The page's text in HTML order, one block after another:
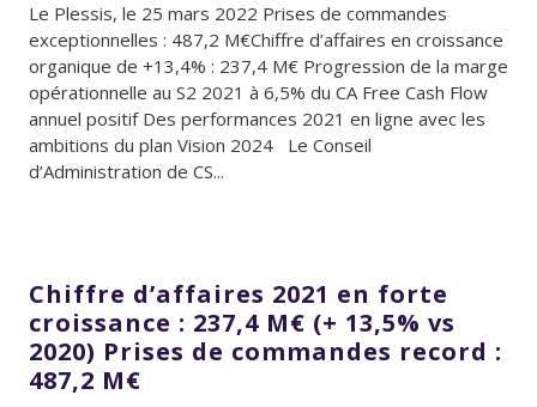
Le Plessis, le 25 mars 2022 Prises de commandes
exceptionnelles : 487,2 M€Chiffre d’affaires en croissance
organique de +13,4% : 237,4 M€ Progression de la marge
opérationnelle au S2 2021 à 6,5% du CA Free Cash Flow
annuel positif Des performances 2021 en ligne avec les
ambitions du plan Vision 2024 Le Conseil
d’Administration de CS...
Chiffre d’affaires 2021 en forte
croissance : 237,4 M€ (+ 13,5% vs
2020) Prises de commandes record :
487,2 M€